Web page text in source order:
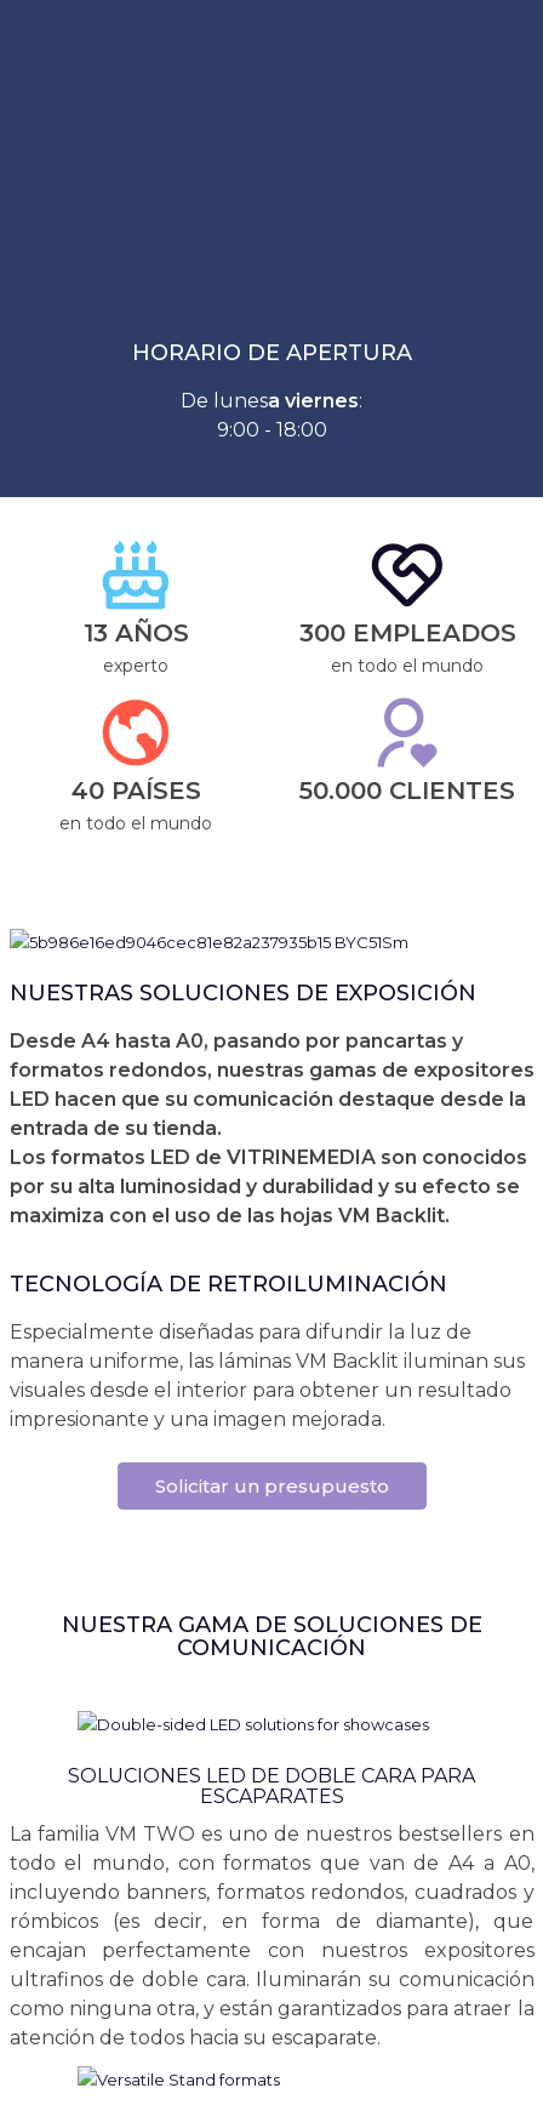
HORARIO DE APERTURA
De lunesa viernes:
9:00 - 18:00
13 AÑOS
experto
300 EMPLEADOS
en todo el mundo
40 PAÍSES
en todo el mundo
50.000 CLIENTES
NUESTRAS SOLUCIONES DE EXPOSICIÓN
Desde A4 hasta A0, pasando por pancartas y
formatos redondos, nuestras gamas de expositores
LED hacen que su comunicación destaque desde la
entrada de su tienda.
Los formatos LED de VITRINEMEDIA son conocidos
por su alta luminosidad y durabilidad y su efecto se
maximiza con el uso de las hojas VM Backlit.
TECNOLOGÍA DE RETROILUMINACIÓN
Especialmente diseñadas para difundir la luz de
manera uniforme, las láminas VM Backlit iluminan sus
visuales desde el interior para obtener un resultado
impresionante y una imagen mejorada.
Solicitar un presupuesto
NUESTRA GAMA DE SOLUCIONES DE
COMUNICACIÓN
SOLUCIONES LED DE DOBLE CARA PARA
ESCAPARATES
La familia VM TWO es uno de nuestros bestsellers en
todo el mundo, con formatos que van de A4 a A0,
incluyendo banners, formatos redondos, cuadrados y
rómbicos (es decir, en forma de diamante), que
encajan perfectamente con nuestros expositores
ultrafinos de doble cara. Iluminarán su comunicación
como ninguna otra, y están garantizados para atraer la
atención de todos hacia su escaparate.